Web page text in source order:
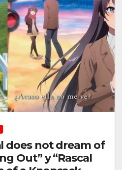
does not dream of
Out” y “Rascal